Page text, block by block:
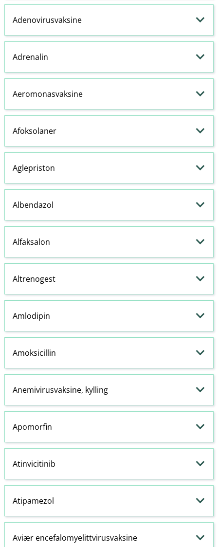
Adenovirusvaksine
Adrenalin
Aeromonasvaksine
Afoksolaner
Aglepriston
Albendazol
Alfaksalon
Altrenogest
Amlodipin
Amoksicillin
Anemivirusvaksine, kylling
Apomorfin
Atinvicitinib
Atipamezol
Aviær encefalomyelittvirusvaksine